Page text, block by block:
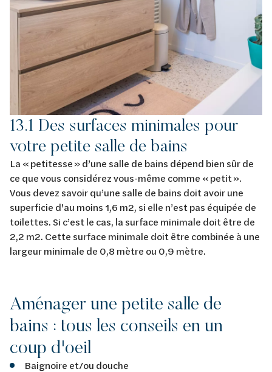
13.1 Des surfaces minimales pour
votre petite salle de bains
La « petitesse » d’une salle de bains dépend bien sûr de
ce que vous considérez vous-même comme « petit ».
Vous devez savoir qu’une salle de bains doit avoir une
superficie d'au moins 1,6 m2, si elle n’est pas équipée de
toilettes. Si c’est le cas, la surface minimale doit être de
2,2 m2. Cette surface minimale doit être combinée à une
largeur minimale de 0,8 mètre ou 0,9 mètre.
Aménager une petite salle de
bains : tous les conseils en un
coup d'oeil
Baignoire et/ou douche